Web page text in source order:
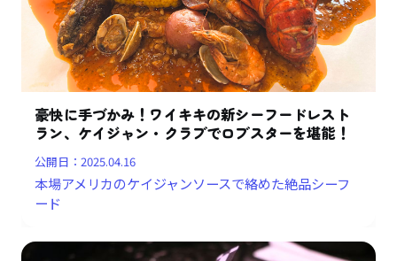
豪快に手づかみ！ワイキキの新シーフードレスト
ラン、ケイジャン・クラブでロブスターを堪能！
公開日：2025.04.16
本場アメリカのケイジャンソースで絡めた絶品シーフ
ード